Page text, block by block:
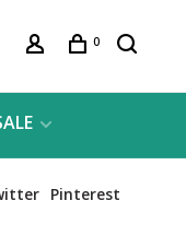
0
Pinterest